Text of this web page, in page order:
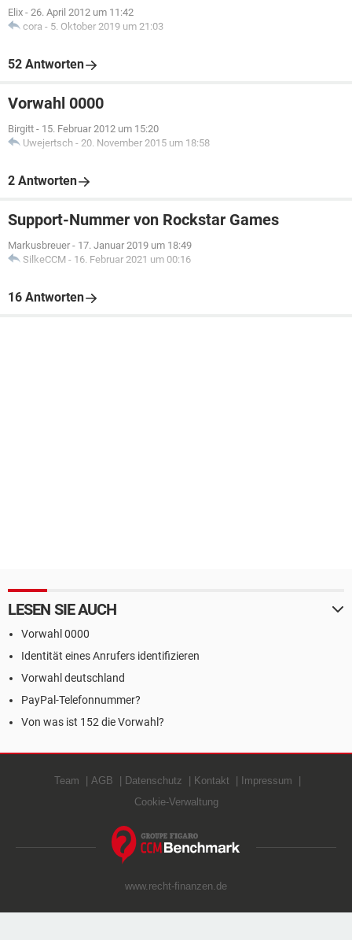
Elix - 26. April 2012 um 11:42
cora - 5. Oktober 2019 um 21:03
52 Antworten
Vorwahl 0000
Birgitt - 15. Februar 2012 um 15:20
Uwejertsch - 20. November 2015 um 18:58
2 Antworten
Support-Nummer von Rockstar Games
Markusbreuer - 17. Januar 2019 um 18:49
SilkeCCM - 16. Februar 2021 um 00:16
16 Antworten
LESEN SIE AUCH
Vorwahl 0000
Identität eines Anrufers identifizieren
Vorwahl deutschland
PayPal-Telefonnummer?
Von was ist 152 die Vorwahl?
Team AGB Datenschutz Kontakt
Impressum
Cookie-Verwaltung
www.recht-finanzen.de